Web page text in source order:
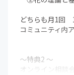
どちらも月1回
コミュニティ内
〜特典2︎ ︎〜
オンライン相談